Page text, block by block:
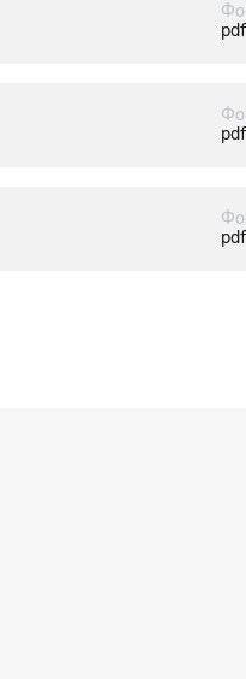
pdf
pdf
pdf